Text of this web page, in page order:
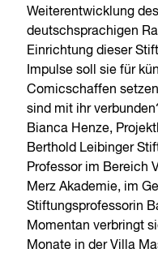
Weiterentwicklung
deutschsprachigen
Einrichtung dieser
Impulse soll sie für
Comicschaffen
sind mit ihr
Bianca Henze,
Berthold Leibinger
Professor im Bereich
Merz Akademie, im
Stiftungsprofessorin
Momentan verbringt
Monate in der Villa